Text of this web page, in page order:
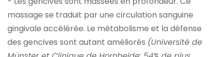
massage se traduit par une circulation sanguine
gingivale accélérée. Le métabolisme et la défense
des gencives sont autant améliorés (Université de